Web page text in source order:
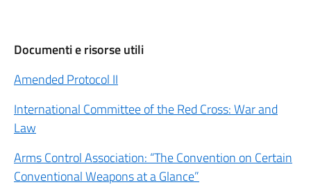
Documenti e risorse utili
Amended Protocol II
International Committee of the Red Cross: War and
Law
Arms Control Association: “The Convention on Certain
Conventional Weapons at a Glance”